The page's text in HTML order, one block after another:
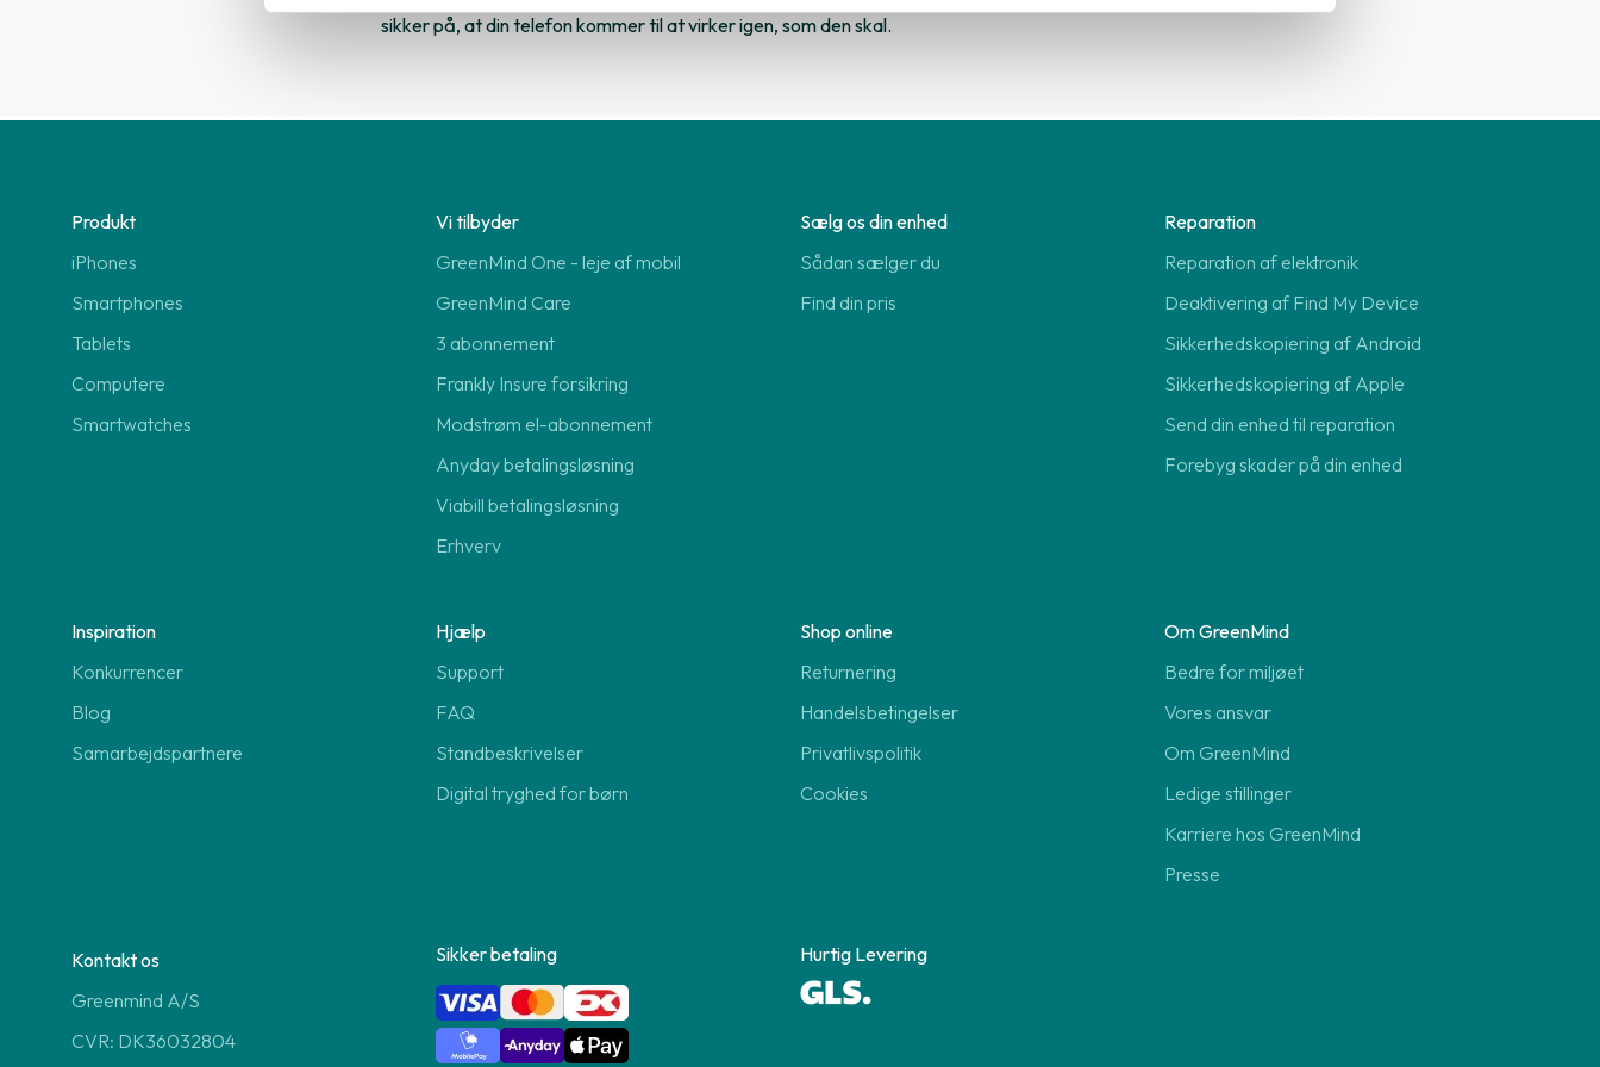
sikker på, at din telefon kommer til at virker igen, som den skal.
Produkt
iPhones
Smartphones
Tablets
Computere
Smartwatches
Vi tilbyder
GreenMind One - leje af mobil
GreenMind Care
3 abonnement
Frankly Insure forsikring
Modstrøm el-abonnement
Anyday betalingsløsning
Viabill betalingsløsning
Erhverv
Sælg os din enhed
Sådan sælger du
Find din pris
Reparation
Reparation af elektronik
Deaktivering af Find My Device
Sikkerhedskopiering af Android
Sikkerhedskopiering af Apple
Send din enhed til reparation
Forebyg skader på din enhed
Inspiration
Konkurrencer
Blog
Samarbejdspartnere
Hjælp
Support
FAQ
Standbeskrivelser
Digital tryghed for børn
Shop online
Returnering
Handelsbetingelser
Privatlivspolitik
Cookies
Om GreenMind
Bedre for miljøet
Vores ansvar
Om GreenMind
Ledige stillinger
Karriere hos GreenMind
Presse
Kontakt os
Greenmind A/S
CVR: DK36032804
Sikker betaling Hurtig Levering